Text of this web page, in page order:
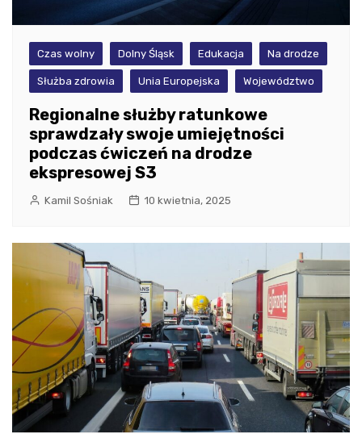
Czas wolny Dolny Śląsk Edukacja Na drodze
Służba zdrowia Unia Europejska Województwo
Regionalne służby ratunkowe
sprawdzały swoje umiejętności
podczas ćwiczeń na drodze
ekspresowej S3
Kamil Sośniak 10 kwietnia, 2025